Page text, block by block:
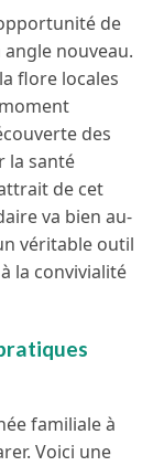
de
nouveau.
flore locales
des
la santé
de cet
va bien au-
véritable outil
la convivialité
familiale à
Voici une